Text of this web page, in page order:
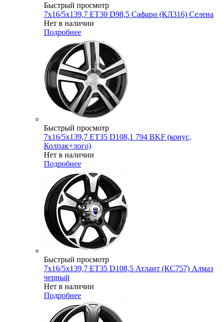
Быстрый просмотр
7x16/5x139,7 ET30 D98,5 Сафари (КЛ316) Селена
Нет в наличии
Подробнее
Быстрый просмотр
7x16/5x139,7 ET35 D108,1 794 BKF (конус,
Колпак+лого)
Нет в наличии
Подробнее
Быстрый просмотр
7x16/5x139,7 ET35 D108,5 Атлант (КС757) Алмаз
черный
Нет в наличии
Подробнее